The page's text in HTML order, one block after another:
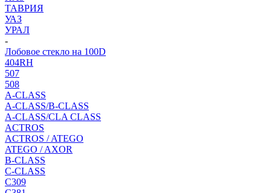
ТАВРИЯ
УАЗ
УРАЛ
-
Лобовое стекло на 100D
404RH
507
508
A-CLASS
A-CLASS/B-CLASS
A-CLASS/CLA CLASS
ACTROS
ACTROS / ATEGO
ATEGO / AXOR
B-CLASS
C-CLASS
C309